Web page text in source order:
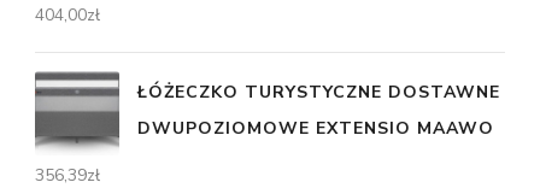
404,00zł
ŁÓŻECZKO TURYSTYCZNE DOSTAWNE
DWUPOZIOMOWE EXTENSIO MAAWO
356,39zł